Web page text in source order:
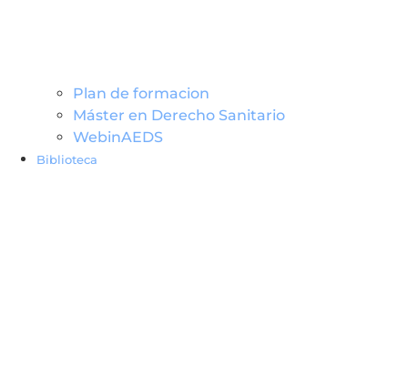
Plan de formacion
Máster en Derecho Sanitario
WebinAEDS
Biblioteca